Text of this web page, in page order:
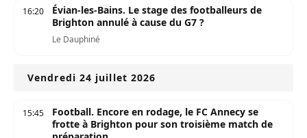
16:20
Évian-les-Bains. Le stage des footballeurs de
Brighton annulé à cause du G7 ?
Le Dauphiné
Vendredi 24 juillet 2026
15:45
Football. Encore en rodage, le FC Annecy se
frotte à Brighton pour son troisième match de